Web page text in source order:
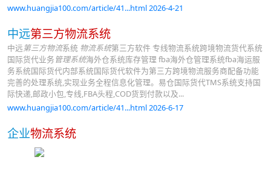
www.huangjia100.com/article/41...html 2026-4-21
中远第三方物流系统
中远第三方物流系统 物流系统第三方软件 专线物流系统跨境物流货代系统
国际货代业务管理系统海外仓系统库存管理 fba海外仓管理系统fba海运服
务系统国际货代内部系统国际货代软件为第三方跨境物流服务商配备功能
完善的处理系统,实现业务全程信息化管理。易仓国际货代TMS系统支持国
际快递,邮政小包,专线,FBA头程,COD货到付款以及...
www.huangjia100.com/article/41...html 2026-6-17
企业物流系统